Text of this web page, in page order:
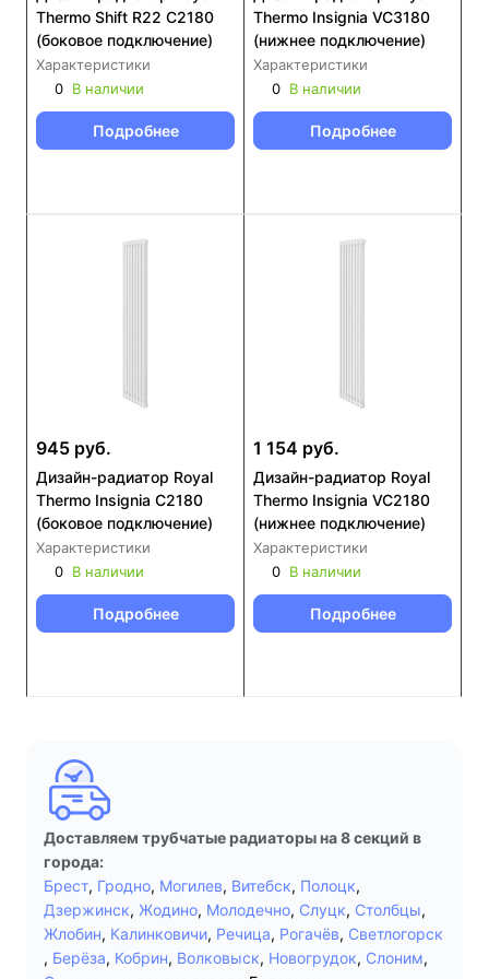
Thermo Shift R22 C2180
(боковое подключение)
Характеристики
0 В наличии
Подробнее
Thermo Insignia VC3180
(нижнее подключение)
Характеристики
0 В наличии
Подробнее
945 руб.
Дизайн-радиатор Royal
Thermo Insignia C2180
(боковое подключение)
Характеристики
0 В наличии
Подробнее
1 154 руб.
Дизайн-радиатор Royal
Thermo Insignia VC2180
(нижнее подключение)
Характеристики
0 В наличии
Подробнее
Доставляем трубчатые радиаторы на 8 секций в
города:
Брест, Гродно, Могилев, Витебск, Полоцк,
Дзержинск, Жодино, Молодечно, Слуцк, Столбцы,
Жлобин, Калинковичи, Речица, Рогачёв, Светлогорск
, Берёза, Кобрин, Волковыск, Новогрудок, Слоним,